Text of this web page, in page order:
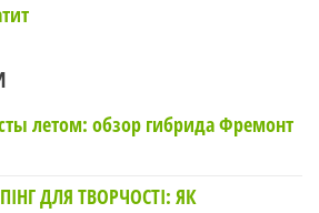
летом: обзор гибрида Фремонт
ДЛЯ ТВОРЧОСТІ: ЯК